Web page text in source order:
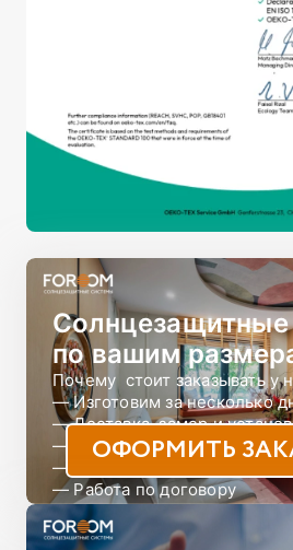
по вашим
Почему  стоит заказывать у
— Изготовим за несколько
— Доставка, замер и
— Онлайн-конструктор
— Более 250 розничных
— Работа по договору
— Доступная цена
ОФОРМИТЬ